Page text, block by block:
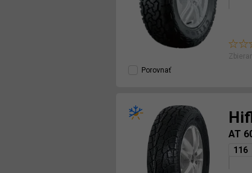
Porovnať
AT
116